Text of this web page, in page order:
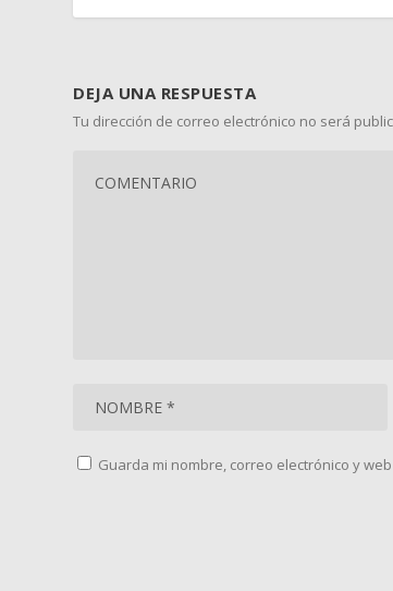
DEJA UNA RESPUESTA
Tu dirección de correo electrónico no será
Guarda mi nombre, correo electrónico y